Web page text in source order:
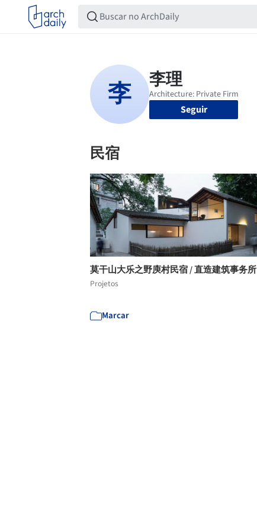
Seguir
民宿
莫干山大乐之野庾村民宿 / 直造建筑事务所
Projetos
Marcar